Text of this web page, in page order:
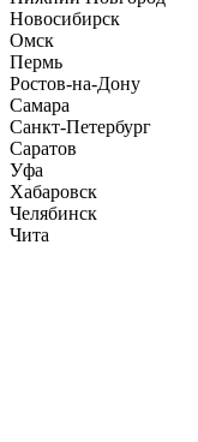
Новосибирск
Омск
Пермь
Ростов-на-Дону
Самара
Санкт-Петербург
Саратов
Уфа
Хабаровск
Челябинск
Чита